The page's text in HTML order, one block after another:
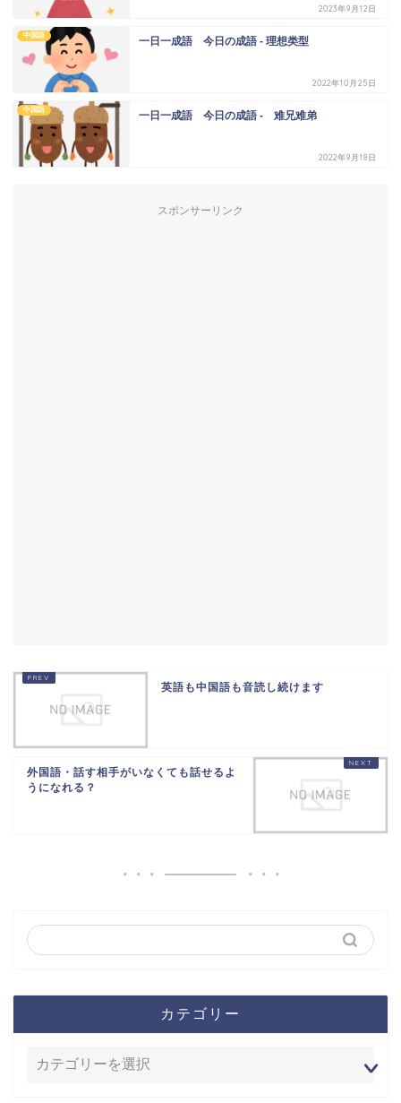
2023年9月12日
中国語 一日一成語 今日の成語 - 理想类型
2022年10月25日
中国語 一日一成語 今日の成語 - 难兄难弟
2022年9月18日
スポンサーリンク
英語も中国語も音読し続けます
外国語・話す相手がいなくても話せるよ
うになれる？
カテゴリー